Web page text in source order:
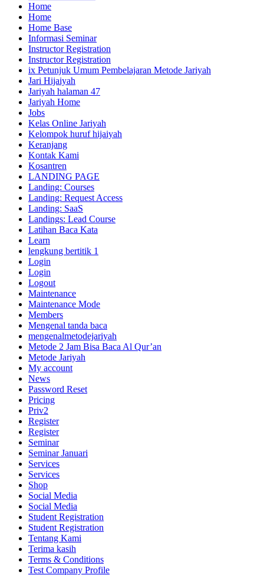
Home
Home
Home Base
Informasi Seminar
Instructor Registration
Instructor Registration
ix Petunjuk Umum Pembelajaran Metode Jariyah
Jari Hijaiyah
Jariyah halaman 47
Jariyah Home
Jobs
Kelas Online Jariyah
Kelompok huruf hijaiyah
Keranjang
Kontak Kami
Kosantren
LANDING PAGE
Landing: Courses
Landing: Request Access
Landing: SaaS
Landings: Lead Course
Latihan Baca Kata
Learn
lengkung bertitik 1
Login
Login
Logout
Maintenance
Maintenance Mode
Members
Mengenal tanda baca
mengenalmetodejariyah
Metode 2 Jam Bisa Baca Al Qur’an
Metode Jariyah
My account
News
Password Reset
Pricing
Priv2
Register
Register
Seminar
Seminar Januari
Services
Services
Shop
Social Media
Social Media
Student Registration
Student Registration
Tentang Kami
Terima kasih
Terms & Conditions
Test Company Profile